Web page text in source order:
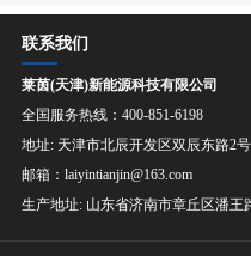
联系我们
莱茵(天津)新能源科技有限公司
全国服务热线：400-851-6198
地址: 天津市北辰开发区双辰东路2号
邮箱：laiyintianjin@163.com
生产地址: 山东省济南市章丘区潘王